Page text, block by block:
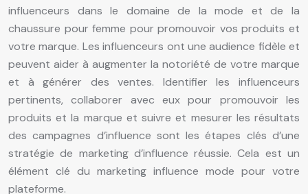
influenceurs dans le domaine de la mode et de la
chaussure pour femme pour promouvoir vos produits et
votre marque. Les influenceurs ont une audience fidèle et
peuvent aider à augmenter la notoriété de votre marque
et à générer des ventes. Identifier les influenceurs
pertinents, collaborer avec eux pour promouvoir les
produits et la marque et suivre et mesurer les résultats
des campagnes d’influence sont les étapes clés d’une
stratégie de marketing d’influence réussie. Cela est un
élément clé du marketing influence mode pour votre
plateforme.